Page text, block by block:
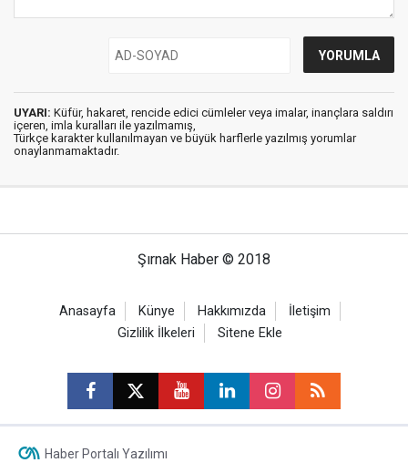
UYARI: Küfür, hakaret, rencide edici cümleler veya imalar, inançlara saldırı
içeren, imla kuralları ile yazılmamış,
Türkçe karakter kullanılmayan ve büyük harflerle yazılmış yorumlar
onaylanmamaktadır.
Şırnak Haber © 2018
Anasayfa Künye Hakkımızda
İletişim
Gizlilik İlkeleri
Sitene Ekle
Haber Portalı Yazılımı